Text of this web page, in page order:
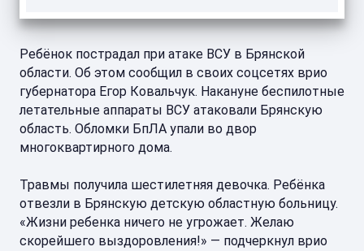
Ребёнок пострадал при атаке ВСУ в Брянской
области. Об этом сообщил в своих соцсетях врио
губернатора Егор Ковальчук. Накануне беспилотные
летательные аппараты ВСУ атаковали Брянскую
область. Обломки БпЛА упали во двор
многоквартирного дома.
Травмы получила шестилетняя девочка. Ребёнка
отвезли в Брянскую детскую областную больницу.
«Жизни ребенка ничего не угрожает. Желаю
скорейшего выздоровления!» — подчеркнул врио